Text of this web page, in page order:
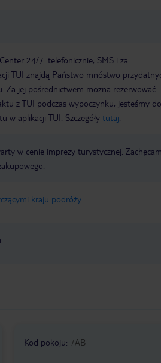
24/7: telefonicznie, SMS i za
TUI znajdą Państwo mnóstwo
Za jej pośrednictwem można rezerwować
z TUI podczas wypoczynku, jesteśmy do
w aplikacji TUI. Szczegóły tutaj
w cenie imprezy turystycznej.
kraju podróży.
Kod pokoju: 7AB